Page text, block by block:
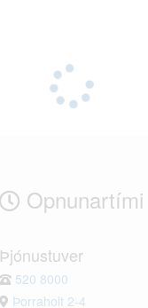
Opnunartími
Þjónustuver
520 8000
Þorraholt 2-4